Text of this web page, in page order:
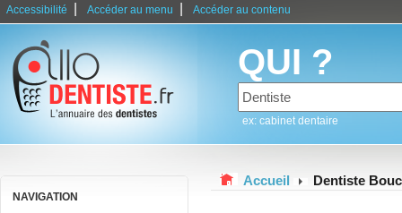
Accessibilité Accéder au menu Accéder au contenu
QUI ?
ex: cabinet dentaire
NAVIGATION
Accueil Dentiste